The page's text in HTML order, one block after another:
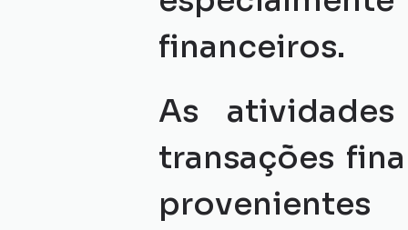
financeiros.
As
transações